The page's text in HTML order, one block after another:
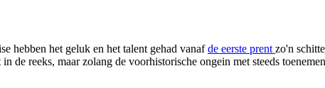
hebben het geluk en het talent gehad vanafde eerste prent zo'n
de reeks, maar zolang de voorhistorische ongein met steeds